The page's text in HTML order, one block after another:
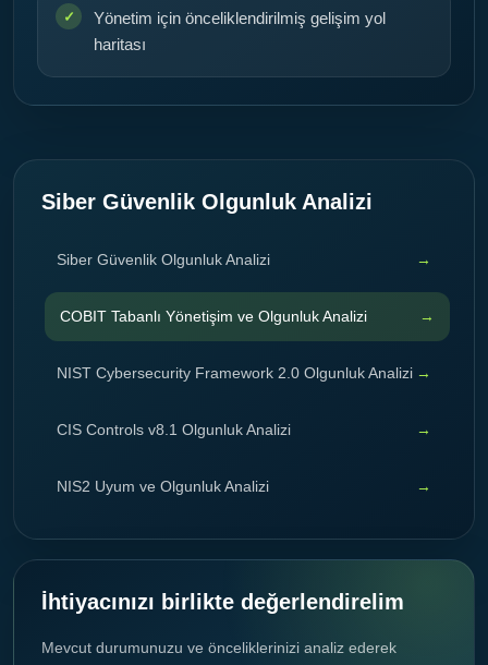
Yönetim için önceliklendirilmiş gelişim yol
haritası
Siber Güvenlik Olgunluk Analizi
Siber Güvenlik Olgunluk Analizi
COBIT Tabanlı Yönetişim ve Olgunluk Analizi
NIST Cybersecurity Framework 2.0 Olgunluk Analizi
CIS Controls v8.1 Olgunluk Analizi
NIS2 Uyum ve Olgunluk Analizi
İhtiyacınızı birlikte değerlendirelim
Mevcut durumunuzu ve önceliklerinizi analiz ederek